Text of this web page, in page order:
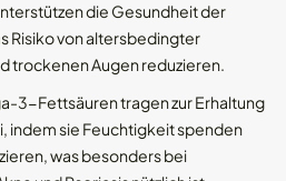
die Gesundheit der
Risiko von altersbedingter
trockenen Augen reduzieren.
3-Fettsäuren tragen zur Erhaltung
indem sie Feuchtigkeit spenden
was besonders bei